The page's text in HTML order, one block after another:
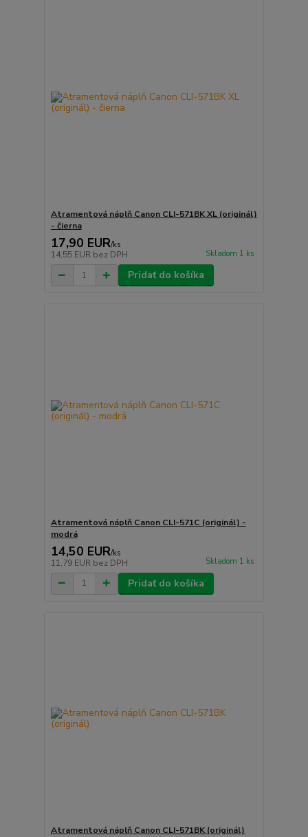
Atramentová náplň Canon CLI-571BK XL (originál)
- čierna
17,90 EUR/ks
14,55 EUR bez DPH Skladom 1 ks
Pridať do košíka
Atramentová náplň Canon CLI-571C (originál) -
modrá
14,50 EUR/ks
11,79 EUR bez DPH Skladom 1 ks
Pridať do košíka
Atramentová náplň Canon CLI-571BK (originál)